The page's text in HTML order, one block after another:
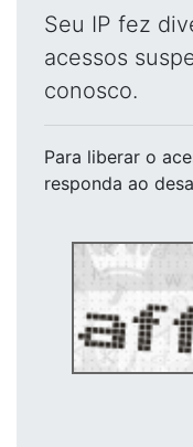
Seu IP fez
acessos
conosco.
Para liberar o
responda ao